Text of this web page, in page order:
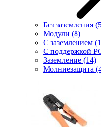
Без заземления
Модули (8)
С заземлением
С поддержкой
Заземление (14)
Молниезащита